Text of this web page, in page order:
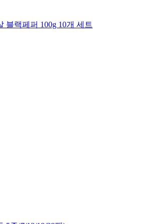
블랙페퍼 100g 10개 세트